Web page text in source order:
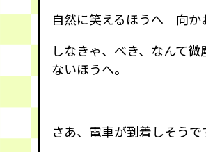
自然に笑えるほうへ 向か
しなきゃ、べき、なんて微
ないほうへ。
さあ、電車が到着しそうで